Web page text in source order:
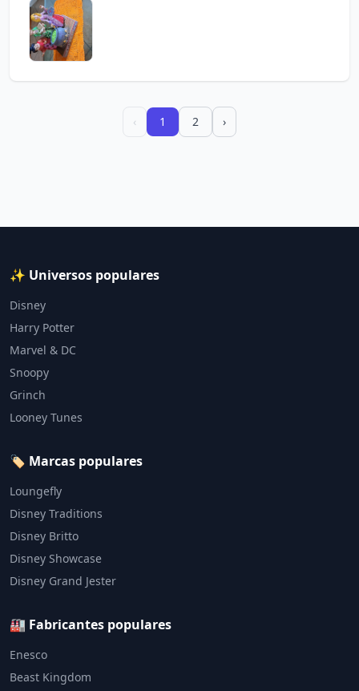
‹ 1 2 ›
✨ Universos populares
Disney
Harry Potter
Marvel & DC
Snoopy
Grinch
Looney Tunes
🏷️ Marcas populares
Loungefly
Disney Traditions
Disney Britto
Disney Showcase
Disney Grand Jester
🏭 Fabricantes populares
Enesco
Beast Kingdom